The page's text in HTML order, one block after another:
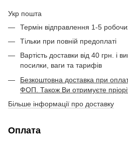
Укр пошта
Термін відправлення 1-5
Тільки при повній предоплаті
Вартість доставки від 40 грн. і
посилки, ваги та тарифів
Безкоштовна доставка при
ФОП. Також Ви отримуєте
Більше інформації про доставку
Оплата